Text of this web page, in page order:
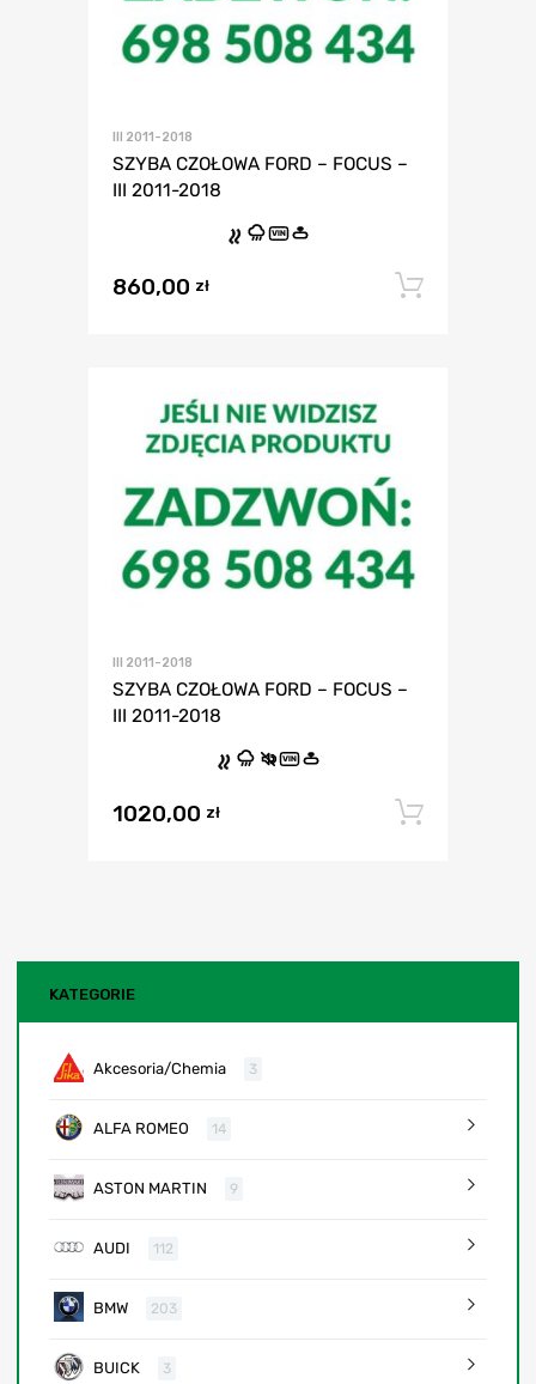
III 2011-2018
SZYBA CZOŁOWA FORD – FOCUS –
III 2011-2018
VIN
860,00 zł
III 2011-2018
SZYBA CZOŁOWA FORD – FOCUS –
III 2011-2018
VIN
1020,00 zł
KATEGORIE
Akcesoria/Chemia 3
ALFA ROMEO 14
ASTON MARTIN 9
AUDI 112
BMW 203
BUICK 3